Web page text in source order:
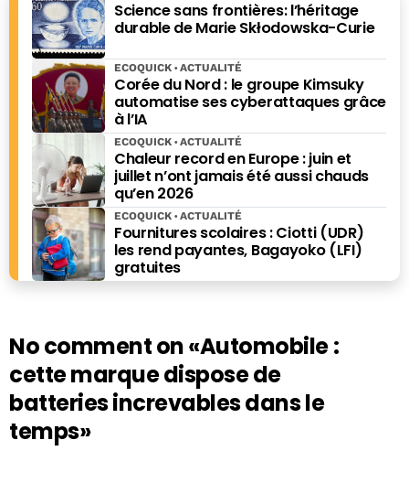
Science sans frontières: l’héritage
durable de Marie Skłodowska-Curie
Corée du Nord : le groupe Kimsuky
automatise ses cyberattaques grâce
à l’IA
ECOQUICK ACTUALITÉ
Chaleur record en Europe : juin et
juillet n’ont jamais été aussi chauds
qu’en 2026
ECOQUICK ACTUALITÉ
Fournitures scolaires : Ciotti (UDR)
les rend payantes, Bagayoko (LFI)
gratuites
ECOQUICK ACTUALITÉ
No comment on«Automobile :
cette marque dispose de
batteries increvables dans le
temps»